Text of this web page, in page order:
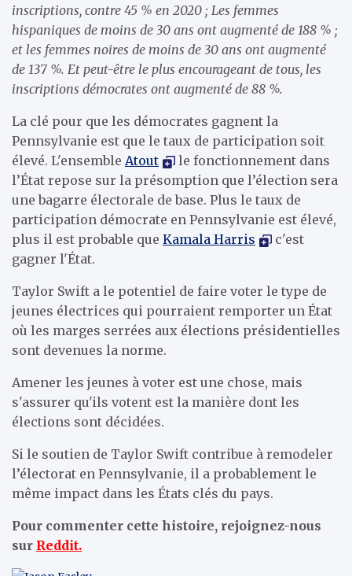
inscriptions, contre 45 % en 2020 ; Les femmes
hispaniques de moins de 30 ans ont augmenté de 188 % ;
et les femmes noires de moins de 30 ans ont augmenté
de 137 %. Et peut-être le plus encourageant de tous, les
inscriptions démocrates ont augmenté de 88 %.
La clé pour que les démocrates gagnent la
Pennsylvanie est que le taux de participation soit
élevé. L'ensemble Atout
le fonctionnement dans
l’État repose sur la présomption que l’élection sera
une bagarre électorale de base. Plus le taux de
participation démocrate en Pennsylvanie est élevé,
plus il est probable que Kamala Harris
c'est
gagner l'État.
Taylor Swift a le potentiel de faire voter le type de
jeunes électrices qui pourraient remporter un État
où les marges serrées aux élections présidentielles
sont devenues la norme.
Amener les jeunes à voter est une chose, mais
s'assurer qu'ils votent est la manière dont les
élections sont décidées.
Si le soutien de Taylor Swift contribue à remodeler
l’électorat en Pennsylvanie, il a probablement le
même impact dans les États clés du pays.
Pour commenter cette histoire, rejoignez-nous
sur Reddit.